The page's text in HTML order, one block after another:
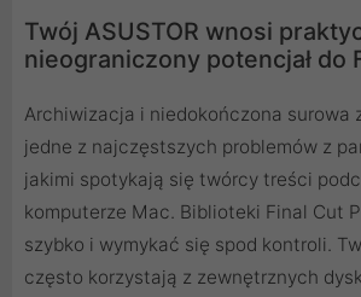
Twój ASUSTOR wnosi
nieograniczony potencjał do
Archiwizacja i niedokończona surowa
jedne z najczęstszych problemów z
jakimi spotykają się twórcy treści
komputerze Mac. Biblioteki Final Cut
szybko i wymykać się spod kontroli.
często korzystają z zewnętrznych